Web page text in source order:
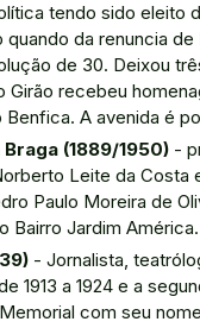
tendo sido
da renuncia
de 30. Deixou
Girão recebeu
A avenida é
(1889/1950) -
Leite da Costa
Paulo Moreira de
Bairro Jardim América.
- Jornalista,
1913 a 1924 e a
com seu